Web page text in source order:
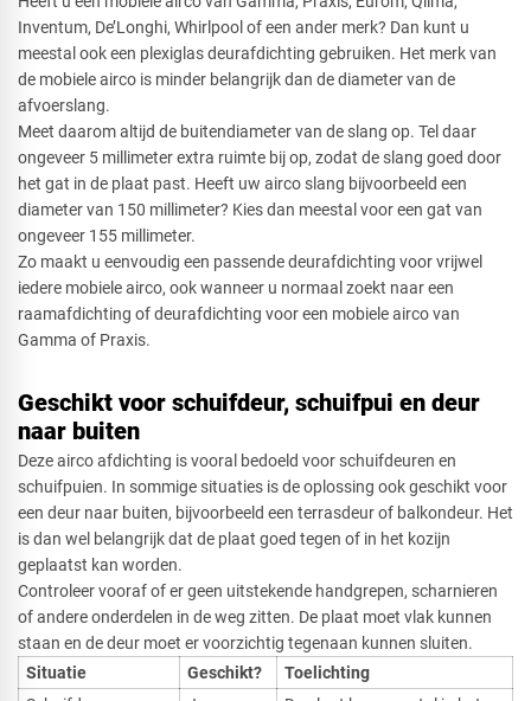
Inventum, De’Longhi, Whirlpool of een ander merk? Dan kunt u
meestal ook een plexiglas deurafdichting gebruiken. Het merk van
de mobiele airco is minder belangrijk dan de diameter van de
afvoerslang.
Meet daarom altijd de buitendiameter van de slang op. Tel daar
ongeveer 5 millimeter extra ruimte bij op, zodat de slang goed door
het gat in de plaat past. Heeft uw airco slang bijvoorbeeld een
diameter van 150 millimeter? Kies dan meestal voor een gat van
ongeveer 155 millimeter.
Zo maakt u eenvoudig een passende deurafdichting voor vrijwel
iedere mobiele airco, ook wanneer u normaal zoekt naar een
raamafdichting of deurafdichting voor een mobiele airco van
Gamma of Praxis.
Geschikt voor schuifdeur, schuifpui en deur
naar buiten
Deze airco afdichting is vooral bedoeld voor schuifdeuren en
schuifpuien. In sommige situaties is de oplossing ook geschikt voor
een deur naar buiten, bijvoorbeeld een terrasdeur of balkondeur. Het
is dan wel belangrijk dat de plaat goed tegen of in het kozijn
geplaatst kan worden.
Controleer vooraf of er geen uitstekende handgrepen, scharnieren
of andere onderdelen in de weg zitten. De plaat moet vlak kunnen
staan en de deur moet er voorzichtig tegenaan kunnen sluiten.
Situatie
Geschikt?
Toelichting